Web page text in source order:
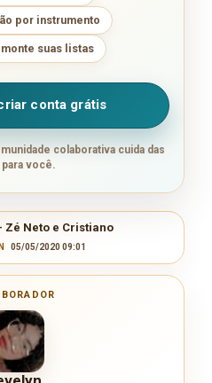
por instrumento
suas listas
conta grátis
colaborativa cuida das
você.
Zé Neto e Cristiano
05/05/2020 09:01